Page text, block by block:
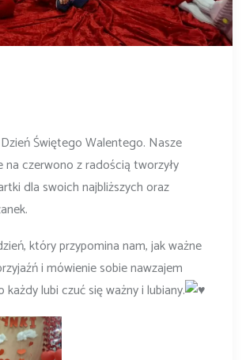
Świętego Walentego. Nasze
na czerwono z radością tworzyły
dla swoich najbliższych oraz
który przypomina nam, jak ważne
i mówienie sobie nawzajem
każdy lubi czuć się ważny i lubiany.